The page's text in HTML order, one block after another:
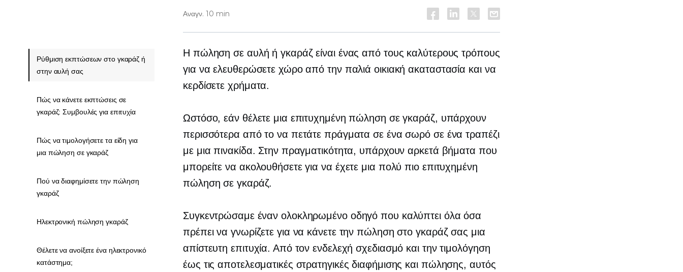
Αναγν. 10 min
Η πώληση σε αυλή ή γκαράζ είναι ένας από τους καλύτερους τρόπους
για να ελευθερώσετε χώρο από την παλιά οικιακή ακαταστασία και να
κερδίσετε χρήματα.
Ωστόσο, εάν θέλετε μια επιτυχημένη πώληση σε γκαράζ, υπάρχουν
περισσότερα από το να πετάτε πράγματα σε ένα σωρό σε ένα τραπέζι
με μια πινακίδα. Στην πραγματικότητα, υπάρχουν αρκετά βήματα που
μπορείτε να ακολουθήσετε για να έχετε μια πολύ πιο επιτυχημένη
πώληση σε γκαράζ.
Συγκεντρώσαμε έναν ολοκληρωμένο οδηγό που καλύπτει όλα όσα
πρέπει να γνωρίζετε για να κάνετε την πώληση στο γκαράζ σας μια
απίστευτη επιτυχία. Από τον ενδελεχή σχεδιασμό και την τιμολόγηση
έως τις αποτελεσματικές στρατηγικές διαφήμισης και πώλησης, αυτός
Ρύθμιση εκπτώσεων στο γκαράζ ή
στην αυλή σας
Πώς να κάνετε εκπτώσεις σε
γκαράζ: Συμβουλές για επιτυχία
Πώς να τιμολογήσετε τα είδη για
μια πώληση σε γκαράζ
Πού να διαφημίσετε την πώληση
γκαράζ
Ηλεκτρονική πώληση γκαράζ
Θέλετε να ανοίξετε ένα ηλεκτρονικό
κατάστημα;